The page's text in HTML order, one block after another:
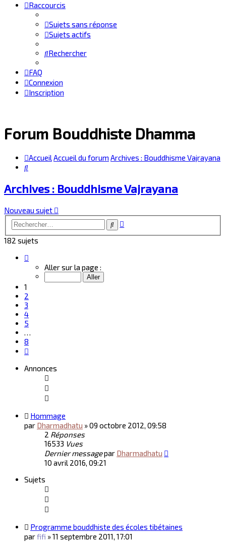
Raccourcis
Sujets sans réponse
Sujets actifs
Rechercher
FAQ
Connexion
Inscription
Forum Bouddhiste Dhamma
AccueilAccueil du forum Archives : Bouddhisme Vajrayana
Rechercher
Archives : Bouddhisme Vajrayana
Nouveau sujet
Rechercher
182 sujets
sur
Aller sur la page :
1
2
3
4
5
…
8
Annonces
Hommage
par Dharmadhatu »09 octobre 2012, 09:58
2 Réponses
16533 Vues
Dernier messagepar Dharmadhatu
10 avril 2016, 09:21
Sujets
Programme bouddhiste des écoles tibétaines
parfifi »11 septembre 2011, 17:01